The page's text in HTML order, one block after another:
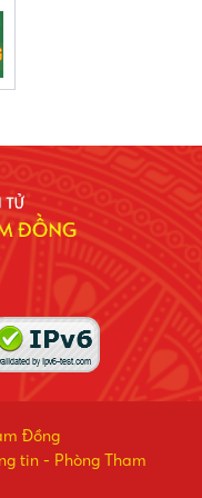
Đồng
tin - Phòng Tham